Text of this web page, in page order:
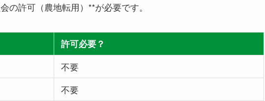
の許可（農地転用）**が必要です。
許可必要？
不要
不要